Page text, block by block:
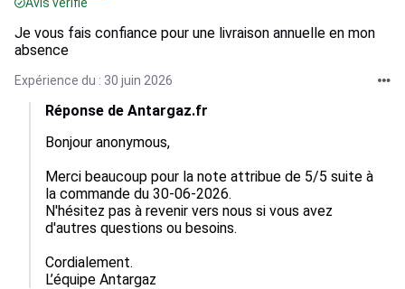
Je vous fais confiance pour une livraison annuelle en mon
absence
Expérience du : 30 juin 2026
Réponse de Antargaz.fr
Bonjour anonymous,
Merci beaucoup pour la note attribue de 5/5 suite à
la commande du 30-06-2026.
N'hésitez pas à revenir vers nous si vous avez
d'autres questions ou besoins.
Cordialement.
L’équipe Antargaz